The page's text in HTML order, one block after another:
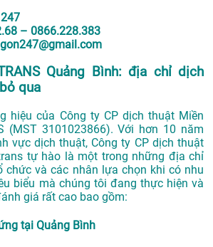
– 0866.228.383
Quảng Bình: địa chỉ dịch
qua
hiệu của Công ty CP dịch thuật Miền
(MST 3101023866).Với hơn 10 năm
vực dịch thuật, Công ty CP dịch thuật
tự hào là một trong những địa chỉ
chức và các nhân lựa chọn khi có nhu
biểu mà chúng tôi đang thực hiện và
giá rất cao bao gồm:
tại Quảng Bình